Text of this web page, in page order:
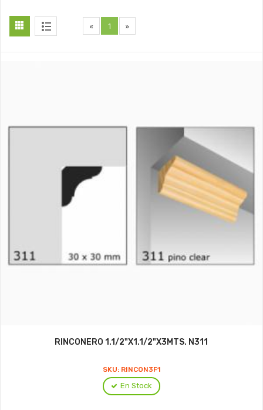
« 1 »
RINCONERO 1.1/2"X1.1/2"X3MTS. N311
SKU: RINCON3F1
En Stock